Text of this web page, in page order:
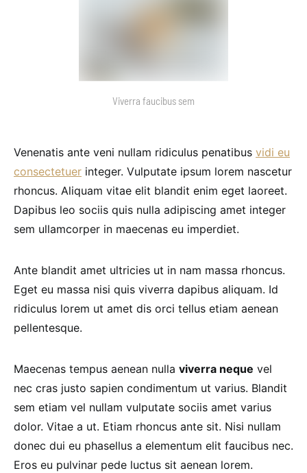
Viverra faucibus sem
Venenatis ante veni nullam ridiculus penatibus vidi eu
consectetuer integer. Vulputate ipsum lorem nascetur
rhoncus. Aliquam vitae elit blandit enim eget laoreet.
Dapibus leo sociis quis nulla adipiscing amet integer
sem ullamcorper in maecenas eu imperdiet.
Ante blandit amet ultricies ut in nam massa rhoncus.
Eget eu massa nisi quis viverra dapibus aliquam. Id
ridiculus lorem ut amet dis orci tellus etiam aenean
pellentesque.
Maecenas tempus aenean nulla viverra neque vel
nec cras justo sapien condimentum ut varius. Blandit
sem etiam vel nullam vulputate sociis amet varius
dolor. Vitae a ut. Etiam rhoncus ante sit. Nisi nullam
donec dui eu phasellus a elementum elit faucibus nec.
Eros eu pulvinar pede luctus sit aenean lorem.